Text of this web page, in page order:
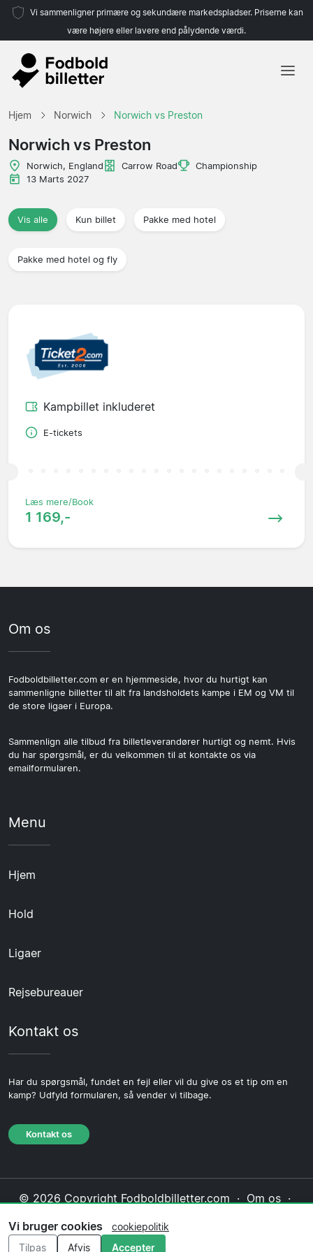
Vi sammenligner primære og sekundære markedspladser. Priserne kan
være højere eller lavere end pålydende værdi.
Hjem Norwich Norwich vs Preston
Norwich vs Preston
Norwich, England Carrow Road
Championship
13 Marts 2027
Vis alle Kun billet Pakke med hotel
Pakke med hotel og fly
Kampbillet inkluderet
E-tickets
Læs mere/Book
1 169,-
Om os
Fodboldbilletter.com er en hjemmeside, hvor du hurtigt kan
sammenligne billetter til alt fra landsholdets kampe i EM og VM til
de store ligaer i Europa.
Sammenlign alle tilbud fra billetleverandører hurtigt og nemt. Hvis
du har spørgsmål, er du velkommen til at kontakte os via
emailformularen.
Menu
Hjem
Hold
Ligaer
Rejsebureauer
Kontakt os
Har du spørgsmål, fundet en fejl eller vil du give os et tip om en
kamp? Udfyld formularen, så vender vi tilbage.
Kontakt os
© 2026 Copyright Fodboldbilletter.com · Om os ·
Redaktionel politik
Vi bruger cookies
cookiepolitik
Tilpas
Afvis Accepter